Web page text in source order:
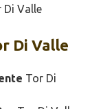
Di Valle
Di Valle
Tor Di